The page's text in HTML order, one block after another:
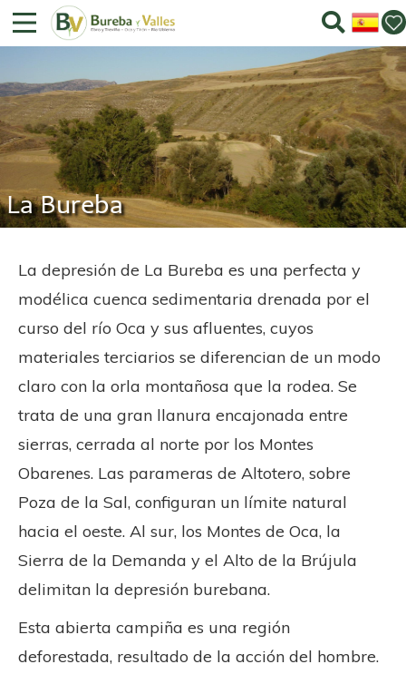
La Bureba
La depresión de La Bureba es una perfecta y
modélica cuenca sedimentaria drenada por el
curso del río Oca y sus afluentes, cuyos
materiales terciarios se diferencian de un modo
claro con la orla montañosa que la rodea. Se
trata de una gran llanura encajonada entre
sierras, cerrada al norte por los Montes
Obarenes. Las parameras de Altotero, sobre
Poza de la Sal, configuran un límite natural
hacia el oeste. Al sur, los Montes de Oca, la
Sierra de la Demanda y el Alto de la Brújula
delimitan la depresión burebana.
Esta abierta campiña es una región
deforestada, resultado de la acción del hombre.